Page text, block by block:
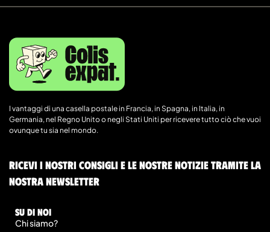
I vantaggi di una casella postale in Francia, in Spagna, in Italia, in
Germania, nel Regno Unito o negli Stati Uniti per ricevere tutto ciò che vuoi
ovunque tu sia nel mondo.
Ricevi i nostri consigli e le nostre notizie tramite la
nostra newsletter
Su di noi
Chi siamo?